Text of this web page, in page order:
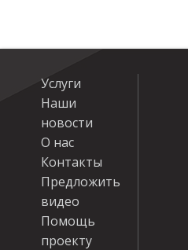
Услуги
Наши
новости
О нас
Контакты
Предложить
видео
Помощь
проекту